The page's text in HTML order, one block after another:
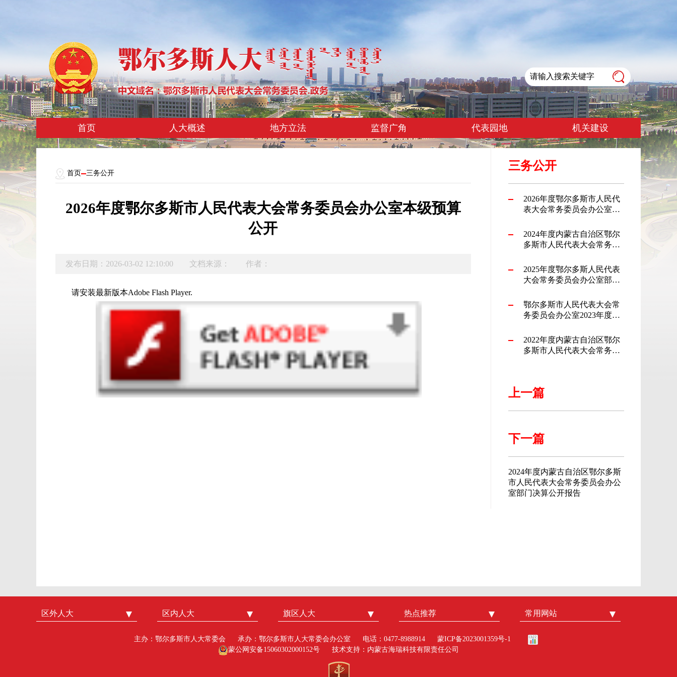
首页 人大概述 地方立法 监督广角 代表园地 机关建设
首页 三务公开
2026年度鄂尔多斯市人民代表大会常务委员会办公室本级预算
公开
发布日期：2026-03-02 12:10:00 文档来源： 作者：
请安装最新版本Adobe Flash Player.
三务公开
2026年度鄂尔多斯市人民代
表大会常务委员会办公室本
2024年度内蒙古自治区鄂尔
多斯市人民代表大会常务委
告
2025年度鄂尔多斯人民代表
大会常务委员会办公室部门
鄂尔多斯市人民代表大会常
务委员会办公室2023年度部
2022年度内蒙古自治区鄂尔
多斯市人民代表大会常务委
上一篇
下一篇
2024年度内蒙古自治区鄂尔多斯
市人民代表大会常务委员会办公
室部门决算公开报告
区外人大
中国人大
区内人大
内蒙古人大
包头人大
旗区人大
东胜区
伊金霍洛旗
鄂托克旗
热点推荐
人民网
中国日报
新浪
常用网站
鄂尔多斯在线
内蒙古网络学院
主办：鄂尔多斯市人大常委会 承办：鄂尔多斯市人大常委会办公室 电话：0477-8988914
蒙ICP备2023001359号-1
蒙公网安备15060302000152号
技术支持：内蒙古海瑞科技有限责任公司